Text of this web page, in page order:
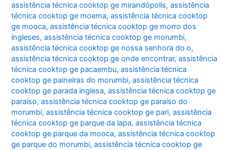
assistência técnica cooktop ge mirandópolis,assistência
técnica cooktop ge moema,assistência técnica cooktop
ge mooca,assistência técnica cooktop ge morro dos
ingleses,assistência técnica cooktop ge morumbi,
assistência técnica cooktop ge nossa senhora do o,
assistência técnica cooktop ge onde encontrar,assistência
técnica cooktop ge pacaembu,assistência técnica
cooktop ge paineiras do morumbi,assistência técnica
cooktop ge parada inglesa,assistência técnica cooktop ge
paraíso,assistência técnica cooktop ge paraíso do
morumbi,assistência técnica cooktop ge pari,assistência
técnica cooktop ge parque da lapa,assistência técnica
cooktop ge parque da mooca,assistência técnica cooktop
ge parque do morumbi,assistência técnica cooktop ge